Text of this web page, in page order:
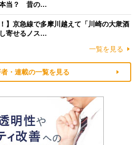
本当？ 昔の…
】京急線で多摩川越えて「川崎の大衆酒
寄せるノス…
一覧を見る
・連載の一覧を見る